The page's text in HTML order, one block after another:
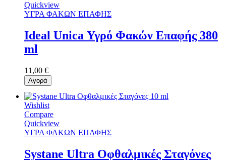
Quickview
ΥΓΡΑ ΦΑΚΩΝ ΕΠΑΦΗΣ
Ideal Unica Υγρό Φακών Επαφής 380
ml
11,00 €
Αγορά
Wishlist
Compare
Quickview
ΥΓΡΑ ΦΑΚΩΝ ΕΠΑΦΗΣ
Systane Ultra Οφθαλμικές Σταγόνες